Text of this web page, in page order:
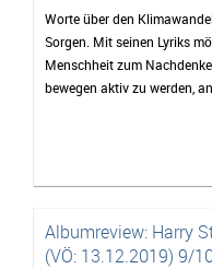
Worte über den
Sorgen. Mit seinen Lyriks
Menschheit zum
bewegen aktiv zu werden,
Albumreview: Harry
(VÖ: 13.12.2019) 9/